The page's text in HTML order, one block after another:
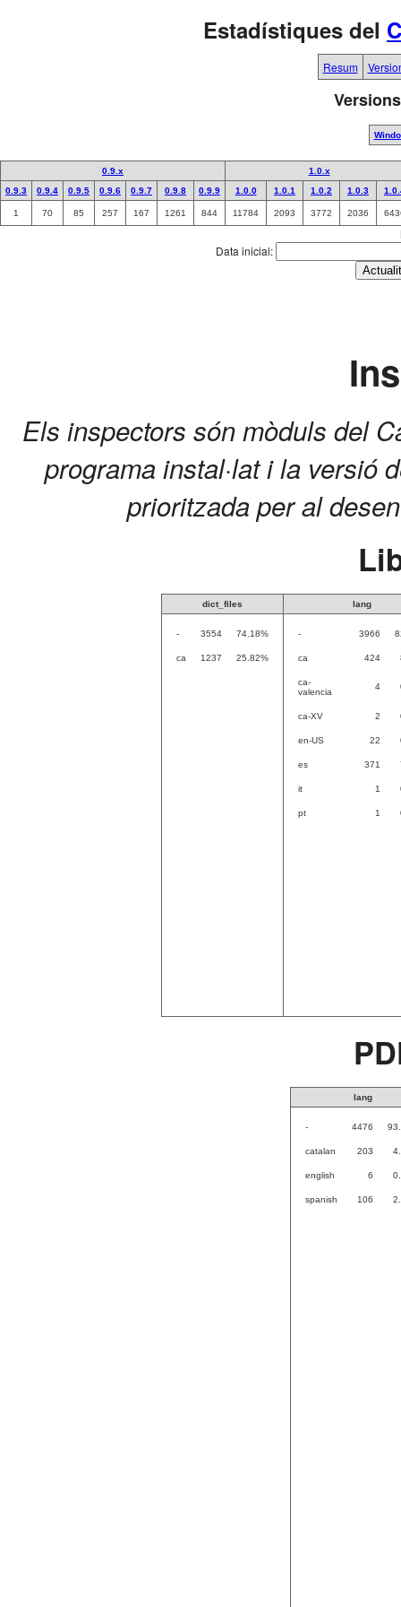
Estadístiques del
Resum
0.9.x
1.0.x
0.9.3
0.9.4 0.9.5 0.9.6 0.9.7 0.9.8 0.9.9 1.0.0 1.0.1 1.0.2 1.0.3
1 70 85 257 167 1261 844 11784 2093 3772 2036
Data inicial:
Els inspectors són mòduls del
programa instal·lat i la versió
prioritzada per al
dict_files lang
- 3554 74.18%
ca 1237 25.82%
- 3966
ca 424
ca-
valencia
4
ca-XV 2
en-US 22
es 371
it 1
pt 1
lang
- 4476
catalan 203
english 6
spanish 106